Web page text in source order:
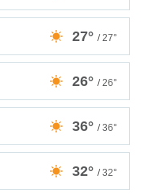
27° / 27°
26° / 26°
36° / 36°
32° / 32°